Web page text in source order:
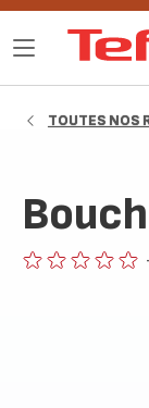
Ouvrir
TOUTES NOS